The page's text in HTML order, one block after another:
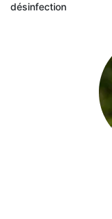
désinfection